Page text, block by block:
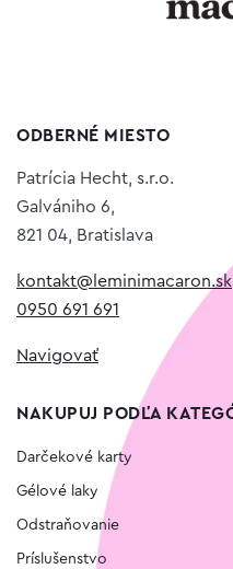
ODBERNÉ MIESTO
Patrícia Hecht, s.r.o.
Galvániho 6,
821 04, Bratislava
kontakt@leminimacaron.sk
0950 691 691
Navigovať
NAKUPUJ PODĽA
Darčekové karty
Gélové laky
Odstraňovanie
Príslušenstvo